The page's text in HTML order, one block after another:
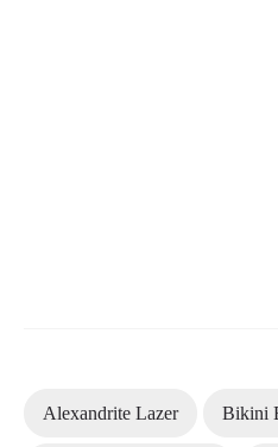
Alexandrite Lazer Bikini